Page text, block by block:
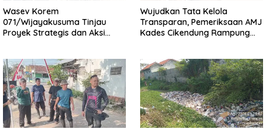
Wasev Korem
071/Wijayakusuma Tinjau
Proyek Strategis dan Aksi
Wujudkan Tata Kelola
Transparan, Pemeriksaan AMJ
Kades Cikendung Rampung